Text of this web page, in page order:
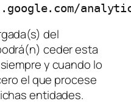
del
ceder esta
y cuando lo
el que procese
entidades.